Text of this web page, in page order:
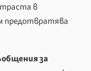
в
предотвратява
за